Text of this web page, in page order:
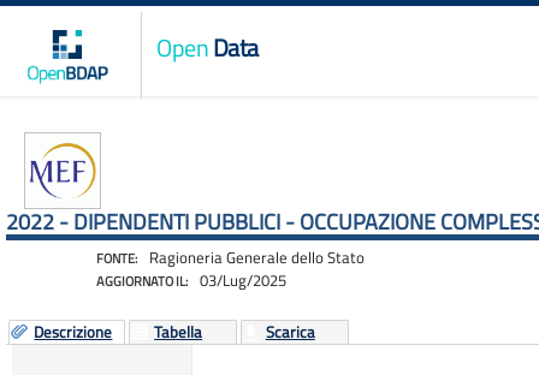
OpenData
2022 - DIPENDENTI PUBBLICI - OCCUPAZIONE
FONTE: Ragioneria Generale dello Stato
AGGIORNATO IL: 03/Lug/2025
Descrizione Tabella Scarica